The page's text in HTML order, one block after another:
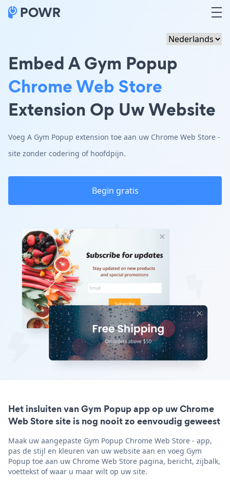
Embed A Gym Popup
Chrome Web Store
Extension Op Uw Website
Voeg A Gym Popup extension toe aan uw Chrome Web Store -
site zonder codering of hoofdpijn.
Begin gratis
Het insluiten van Gym Popup app op uw Chrome
Web Store site is nog nooit zo eenvoudig geweest
Maak uw aangepaste Gym Popup Chrome Web Store - app,
pas de stijl en kleuren van uw website aan en voeg Gym
Popup toe aan uw Chrome Web Store pagina, bericht, zijbalk,
voettekst of waar u maar wilt op uw site.